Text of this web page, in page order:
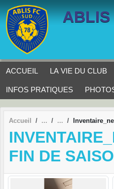
ABLIS
ACCUEIL LA VIE DU CLUB
INFOS PRATIQUES
Accueil
FIN DE
Panneau de gestion des cookies